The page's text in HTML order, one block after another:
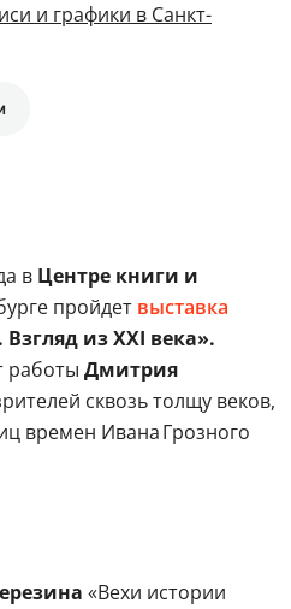
и графики в Санкт-
в Центре книги и
пройдет выставка
из XXI века».
работы Дмитрия
сквозь толщу веков,
времен Ивана Грозного
«Вехи истории